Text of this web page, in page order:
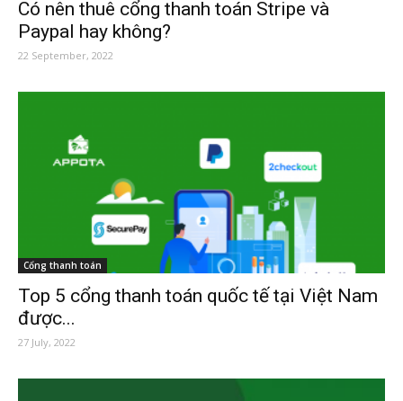
Có nên thuê cổng thanh toán Stripe và
Paypal hay không?
22 September, 2022
Cổng thanh toán
Top 5 cổng thanh toán quốc tế tại Việt Nam
được...
27 July, 2022